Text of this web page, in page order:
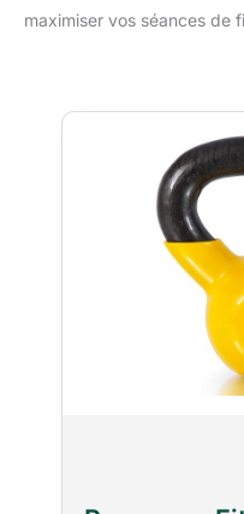
maximiser vos séances de